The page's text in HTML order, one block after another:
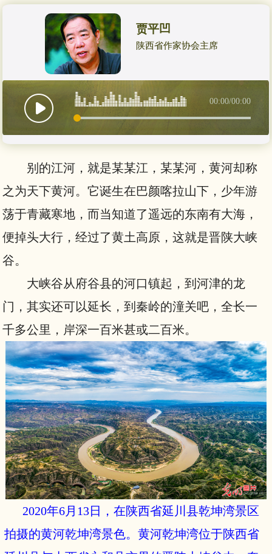
贾平凹
陕西省作家协会主席
00:00/00:00
别的江河，就是某某江，某某河，黄河却称
之为天下黄河。它诞生在巴颜喀拉山下，少年游
荡于青藏寒地，而当知道了遥远的东南有大海，
便掉头大行，经过了黄土高原，这就是晋陕大峡
谷。
大峡谷从府谷县的河口镇起，到河津的龙
门，其实还可以延长，到秦岭的潼关吧，全长一
千多公里，岸深一百米甚或二百米。
2020年6月13日，在陕西省延川县乾坤湾景区
拍摄的黄河乾坤湾景色。黄河乾坤湾位于陕西省